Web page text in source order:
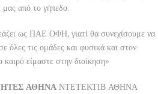
από το γήπεδο.
ως ΠΑΕ ΟΦΗ, γιατί θα συνεχίσουμε να
όλες τις ομάδες και φυσικά και στον
είμαστε στην διοίκηση»
ΑΘΗΝΑ ΝΤΕΤΕΚΤΙΒ ΑΘΗΝΑ